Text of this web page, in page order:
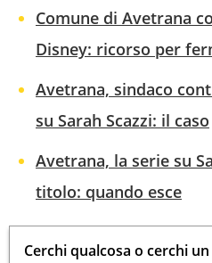
Comune di Avetrana
Disney: ricorso per
Avetrana, sindaco
su Sarah Scazzi: il caso
Avetrana, la serie su
titolo: quando esce
Cerchi qualcosa o cerchi